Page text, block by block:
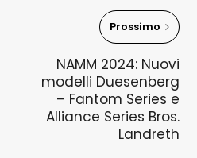
Prossimo
NAMM 2024: Nuovi
modelli Duesenberg
– Fantom Series e
Alliance Series Bros.
Landreth